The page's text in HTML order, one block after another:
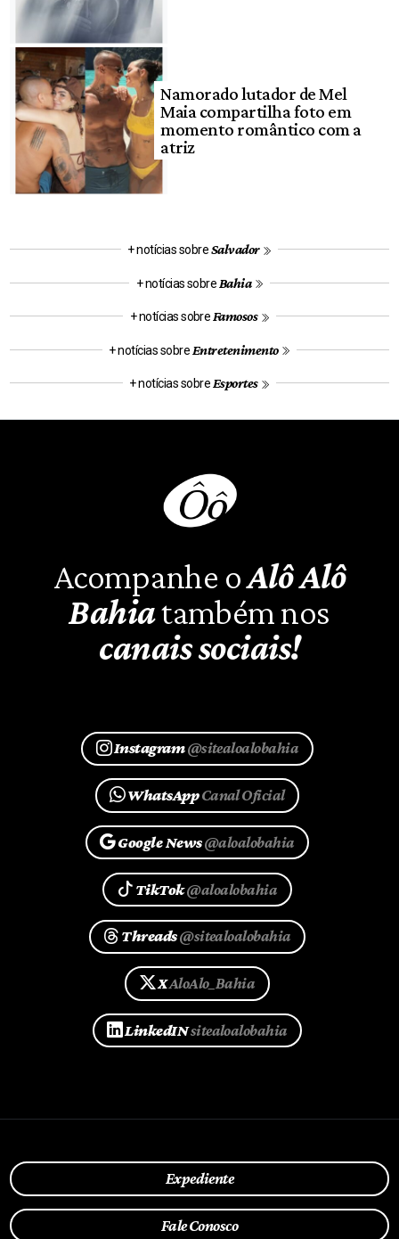
Namorado lutador de Mel
Maia compartilha foto em
momento romântico com a
atriz
+ notícias sobreSalvador
+ notícias sobre Bahia
+ notícias sobreFamosos
+ notícias sobre Entretenimento
+ notícias sobreEsportes
Acompanhe oAlô Alô
Bahiatambém nos
canais sociais!
Instagram@sitealoalobahia
WhatsAppCanal Oficial
Google News@aloalobahia
TikTok@aloalobahia
Threads@sitealoalobahia
XAloAlo_Bahia
LinkedINsitealoalobahia
Expediente
Fale Conosco